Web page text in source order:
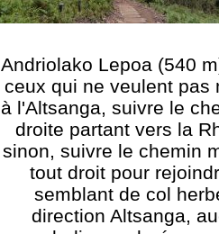
Andriolako Lepoa (540
ceux qui ne veulent pas
à l'Altsanga, suivre le
droite partant vers la
sinon, suivre le chemin
tout droit pour
semblant de col
direction Altsanga,